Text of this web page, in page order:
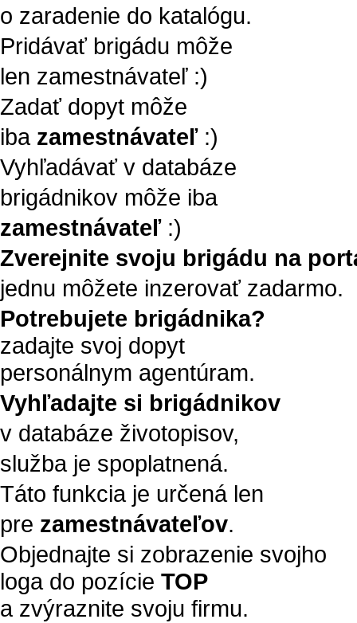
o zaradenie do katalógu.
Pridávať brigádu môže
len zamestnávateľ :)
Zadať dopyt môže
iba zamestnávateľ:)
Vyhľadávať v databáze
brigádnikov môže iba
zamestnávateľ:)
Zverejnite svoju brigádu na
jednu môžete inzerovať zadarmo.
Potrebujete brigádnika?
zadajte svoj dopyt
personálnym agentúram.
Vyhľadajte si brigádnikov
v databáze životopisov,
služba je spoplatnená.
Táto funkcia je určená len
pre zamestnávateľov.
Objednajte si zobrazenie svojho
loga do pozície TOP
a zvýraznite svoju firmu.